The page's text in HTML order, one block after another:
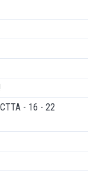
- 16 - 22